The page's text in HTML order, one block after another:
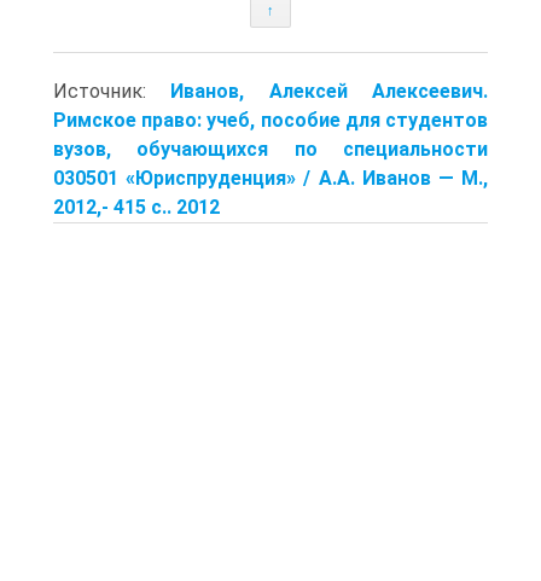
↑
Источник: Иванов, Алексей Алексеевич.
Римское право: учеб, пособие для студентов
вузов, обучающих­ся по специальности
030501 «Юриспруденция» / А.А. Иванов — М.,
2012,- 415 с.. 2012